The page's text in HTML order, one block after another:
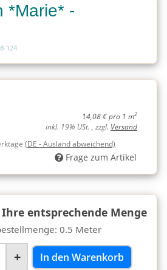
*Marie* -
124
14,08 € pro 1 m2
inkl. 19% USt. , zzgl. Versand
(DE - Ausland abweichend)
Frage zum Artikel
entsprechende Menge
0.5 Meter
+ In den Warenkorb